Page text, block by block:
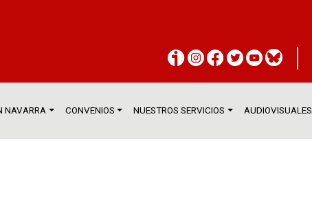
NAVARRA CONVENIOS NUESTROS SERVICIOS AUDIOVISUALES